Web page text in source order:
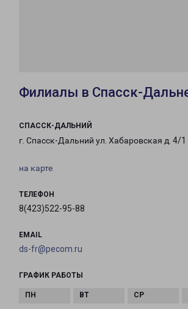
Филиалы в Спасск-
СПАССК-ДАЛЬНИЙ
г. Спасск-Дальний ул. Хабаровская д. 4/1
на карте
ТЕЛЕФОН
8(423)522-95-88
EMAIL
ds-fr@pecom.ru
ГРАФИК РАБОТЫ